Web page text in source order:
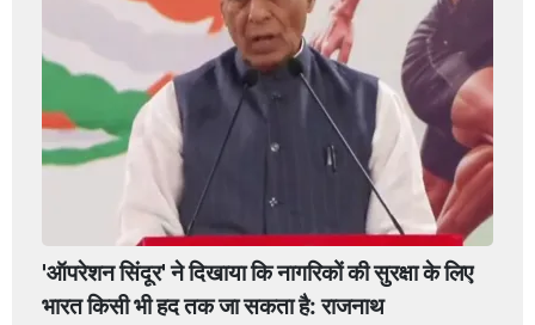
'ऑपरेशन सिंदूर' ने दिखाया कि नागरिकों की सुरक्षा के लिए
भारत किसी भी हद तक जा सकता है: राजनाथ